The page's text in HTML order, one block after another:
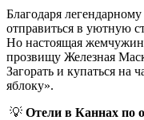
Благодаря
отправиться в уютную
Но настоящая
прозвищу Железная
Загорать и купаться на
яблоку».
💡 Отели в Каннах по